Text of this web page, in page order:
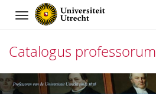
Navigation
Catalogus professorum
Direct